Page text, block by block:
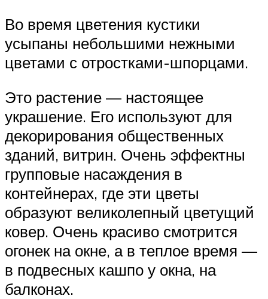
Во время цветения кустики
усыпаны небольшими нежными
цветами с отростками-шпорцами.
Это растение — настоящее
украшение. Его используют для
декорирования общественных
зданий, витрин. Очень эффектны
групповые насаждения в
контейнерах, где эти цветы
образуют великолепный цветущий
ковер. Очень красиво смотрится
огонек на окне, а в теплое время —
в подвесных кашпо у окна, на
балконах.